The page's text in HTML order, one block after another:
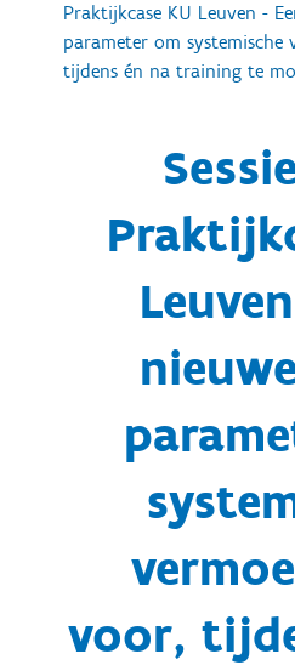
Praktijkcase KU Leuven -
parameter om systemische
tijdens én na training te
voor,